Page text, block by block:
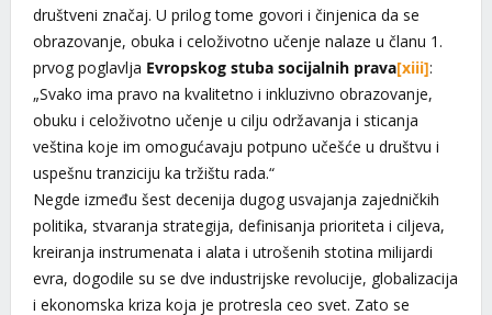
društveni značaj. U prilog tome govori i činjenica da se
obrazovanje, obuka i celoživotno učenje nalaze u članu 1.
prvog poglavlja Evropskog stuba socijalnih prava[xiii]:
„Svako ima pravo na kvalitetno i inkluzivno obrazovanje,
obuku i celoživotno učenje u cilju održavanja i sticanja
veština koje im omogućavaju potpuno učešće u društvu i
uspešnu tranziciju ka tržištu rada.“
Negde između šest decenija dugog usvajanja zajedničkih
politika, stvaranja strategija, definisanja prioriteta i ciljeva,
kreiranja instrumenata i alata i utrošenih stotina milijardi
evra, dogodile su se dve industrijske revolucije, globalizacija
i ekonomska kriza koja je protresla ceo svet. Zato se